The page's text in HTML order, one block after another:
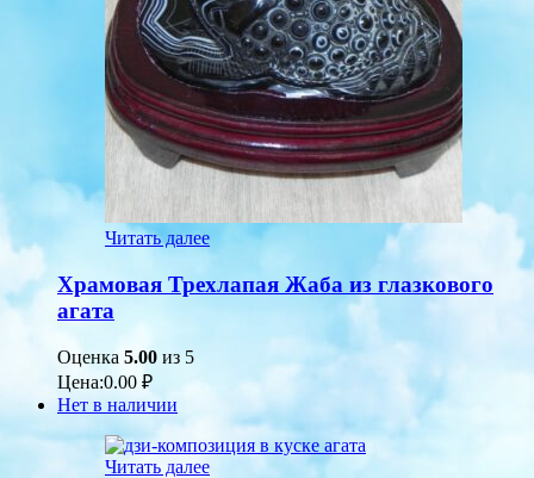
Читать далее
Храмовая Трехлапая Жаба из глазкового
агата
Оценка 5.00 из 5
Цена:0.00 ₽
Нет в наличии
Читать далее